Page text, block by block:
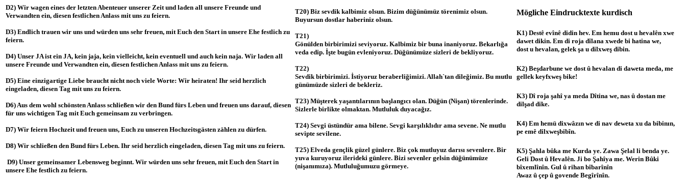
D2) Wir wagen eines der letzten Abenteuer unserer Zeit und laden all unsere Freunde und
Verwandten ein, diesen festlichen Anlass mit uns zu feiern.
D3) Endlich trauen wir uns und würden uns sehr freuen, mit Euch den Start in unsere Ehe festlich zu
feiern.
D4) Unser JA ist ein JA, kein jaja, kein vielleicht, kein eventuell und auch kein naja. Wir laden all
unsere Freunde und Verwandten ein, diesen festlichen Anlass mit uns zu feiern.
D5) Eine einzigartige Liebe braucht nicht noch viele Worte: Wir heiraten! Ihr seid herzlich
eingeladen, diesen Tag mit uns zu feiern.
D6) Aus dem wohl schönsten Anlass schließen wir den Bund fürs Leben und freuen uns darauf, diesen
für uns wichtigen Tag mit Euch gemeinsam zu verbringen.
D7) Wir feiern Hochzeit und freuen uns, Euch zu unseren Hochzeitsgästen zählen zu dürfen.
D8) Wir schließen den Bund fürs Leben. Ihr seid herzlich eingeladen, diesen Tag mit uns zu feiern.
D9) Unser gemeinsamer Lebensweg beginnt. Wir würden uns sehr freuen, mit Euch den Start in
unsere Ehe festlich zu feiern.
T20) Biz sevdik kalbimiz olsun. Bizim düğünümüz törenimiz olsun.
Buyursun dostlar haberiniz olsun.
T21)
Gönülden birbirimizi seviyoruz. Kalbimiz bir buna inaniyoruz. Bekarlığa
veda edip. İşte bugün evleniyoruz. Düğünümüze sizleri de bekliyoruz.
T22)
Sevdik birbirimizi. İstiyoruz beraberliğimizi. Allah`tan dileğimiz. Bu mutlu
günümüzde sizleri de bekleriz.
T23) Müşterek yaşantılarının başlangıcı olan. Düğün (Nişan) törenlerinde.
Sizlerle birlikte olmaktan. Mutluluk duyacağız.
T24) Sevgi üstündür ama bilene. Sevgi karşılıklıdır ama sevene. Ne mutlu
sevipte sevilene.
T25) Elveda gençlik güzel günlere. Biz çok mutluyuz darısı sevenlere. Bir
yuva kuruyoruz ilerideki günlere. Bizi sevenler gelsin düğünümüze
(nişanımıza). Mutluluğumuzu görmeye.
Mögliche Eindrucktexte kurdisch
K1) Destê evînê didin hev. Em hemu dost u hevalên xwe
dawet dikin. Em di roja dîlana xwede bi hatina we,
dost u hevalan, gelek şa u dilxweş dibin.
K2) Beşdarbune we dost û hevalan di daweta meda, me
gellek keyfxweş bike!
K3) Dî roja şahî ya meda Dîtina we, nas û dostan me
dilşad dike.
K4) Em hemü dixwâzın we di nav deweta xu da bibinın,
pe emê dilxweşbibîn.
K5) Şahla bûka me Kurda ye. Zawa Şelal li benda ye.
Geli Dost û Hevalên. Ji bo Şahîya me. Werin Bûki
bîxemlînîn. Gul û rihan bîbarînîn
Awaz û çep û govende Begîrînîn.